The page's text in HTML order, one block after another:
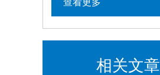
查看更多
相关文章